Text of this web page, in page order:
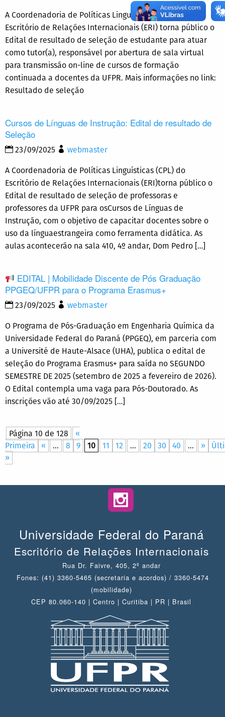
A Coordenadoria de Políticas Linguísticas (CPL) do
Escritório de Relações Internacionais (ERI) torna público o
Edital de resultado de seleção de estudante para atuar
como tutor(a), responsável por abertura de sala virtual
para transmissão on-line de cursos de formação
continuada a docentes da UFPR. Mais informações no link:
Resultado de seleção
Cursos de Línguas de Instrução: Edital de resultado de
Seleção
23/09/2025 webmaster
A Coordenadoria de Políticas Linguísticas (CPL) do
Escritório de Relações Internacionais (ERI)torna público o
Edital de resultado de seleção de professoras e
professores da UFPR para osCursos de Línguas de
Instrução, com o objetivo de capacitar docentes sobre o
uso da línguaestrangeira como ferramenta didática. As
aulas acontecerão na sala 410, 4º andar, Dom Pedro […]
EDITAL | Mobilidade Discente de Pós Graduação
PPGEQ/UFPR para o Programa Erasmus+
23/09/2025 webmaster
O Programa de Pós-Graduação em Engenharia Química da
Universidade Federal do Paraná (PPGEQ), em parceria com
a Université de Haute-Alsace (UHA), publica o edital de
seleção do Programa Erasmus+ para saída no SEGUNDO
SEMESTRE DE 2025 (setembro de 2025 a fevereiro de 2026).
O Edital contempla uma vaga para Pós-Doutorado. As
inscrições vão até 30/09/2025 […]
Página 10 de 128
«
Primeira
« ... 8 9 10 11 12 ... 20 30 40 ... »
»
Universidade Federal do Paraná
Escritório de Relações Internacionais
Rua Dr. Faivre, 405, 2º andar
Fones: (41) 3360-5465 (secretaria e acordos) / 3360-5474
(mobilidade)
CEP 80.060-140 | Centro | Curitiba | PR | Brasil